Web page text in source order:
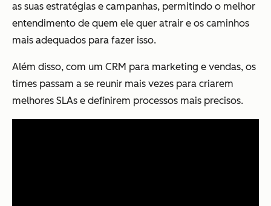
as suas estratégias e campanhas, permitindo o melhor
entendimento de quem ele quer atrair e os caminhos
mais adequados para fazer isso.
Além disso, com um CRM para marketing e vendas, os
times passam a se reunir mais vezes para criarem
melhores SLAs e definirem processos mais precisos.